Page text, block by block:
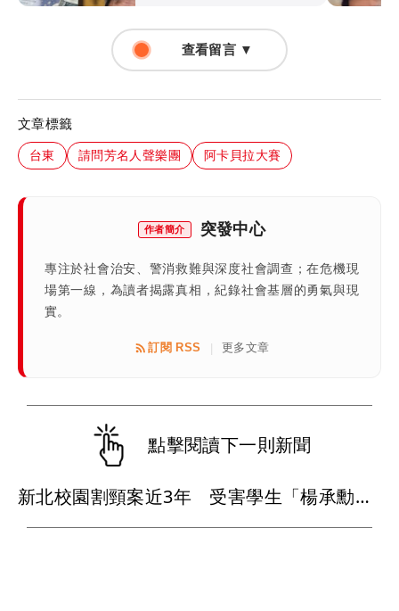
查看留言 ▼
文章標籤
台東 請問芳名人聲樂團 阿卡貝拉大賽
作者簡介 突發中心
專注於社會治安、警消救難與深度社會調查；在危機現
場第一線，為讀者揭露真相，紀錄社會基層的勇氣與現
實。
訂閱 RSS 更多文章
點擊閱讀下一則新聞
新北校園割頸案近3年 受害學生「楊承勳」姓名正式解禁